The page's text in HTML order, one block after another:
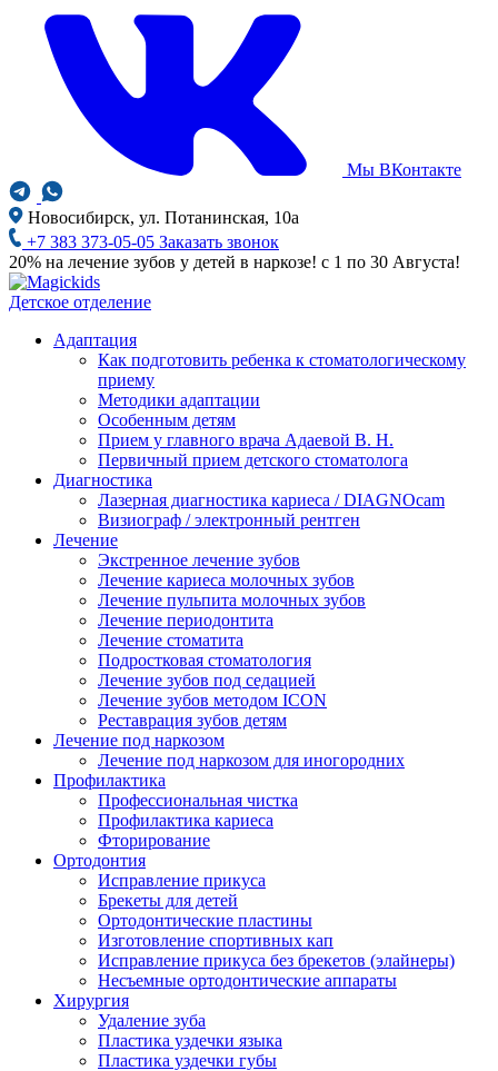
Мы ВКонтакте
Новосибирск, ул. Потанинская, 10а
+7 383 373-05-05 Заказать звонок
20% на лечение зубов у детей в наркозе! с 1 по 30 Августа!
Детское отделение
Адаптация
Как подготовить ребенка к стоматологическому
приему
Методики адаптации
Особенным детям
Прием у главного врача Адаевой В. Н.
Первичный прием детского стоматолога
Диагностика
Лазерная диагностика кариеса / DIAGNOcam
Визиограф / электронный рентген
Лечение
Экстренное лечение зубов
Лечение кариеса молочных зубов
Лечение пульпита молочных зубов
Лечение периодонтита
Лечение стоматита
Подростковая стоматология
Лечение зубов под седацией
Лечение зубов методом ICON
Реставрация зубов детям
Лечение под наркозом
Лечение под наркозом для иногородних
Профилактика
Профессиональная чистка
Профилактика кариеса
Фторирование
Ортодонтия
Исправление прикуса
Брекеты для детей
Ортодонтические пластины
Изготовление спортивных кап
Исправление прикуса без брекетов (элайнеры)
Несъемные ортодонтические аппараты
Хирургия
Удаление зуба
Пластика уздечки языка
Пластика уздечки губы